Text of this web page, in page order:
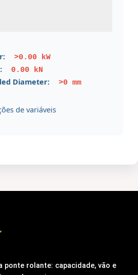
>0.00 kW
0.00 kN
Diameter: >0 mm
de variáveis
ponte rolante: capacidade, vão e